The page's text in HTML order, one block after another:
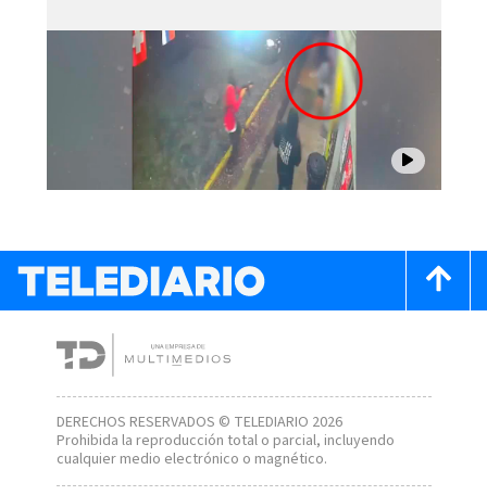
DERECHOS RESERVADOS © TELEDIARIO 2026
Prohibida la reproducción total o parcial, incluyendo
cualquier medio electrónico o magnético.